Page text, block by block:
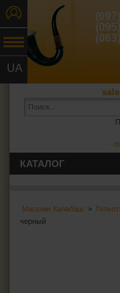
UA
Магазин Калабаш >
черный
КАТАЛОГ